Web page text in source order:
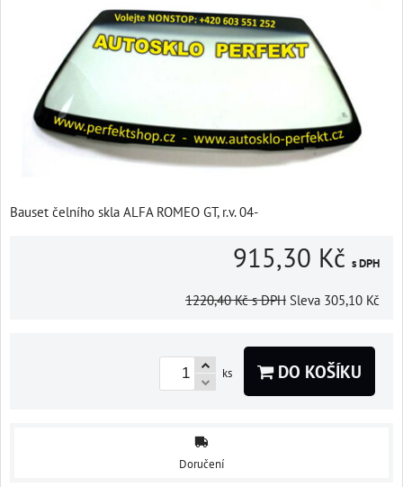
Bauset čelního skla ALFA ROMEO GT, r.v. 04-
915,30 Kč s DPH
1220,40 Kč s DPH Sleva 305,10 Kč
ks DO KOŠÍKU
Doručení